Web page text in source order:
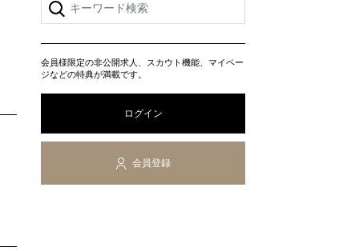
会員様限定の非公開求人、スカウト機能、マイペー
ジなどの特典が満載です。
ログイン
会員登録